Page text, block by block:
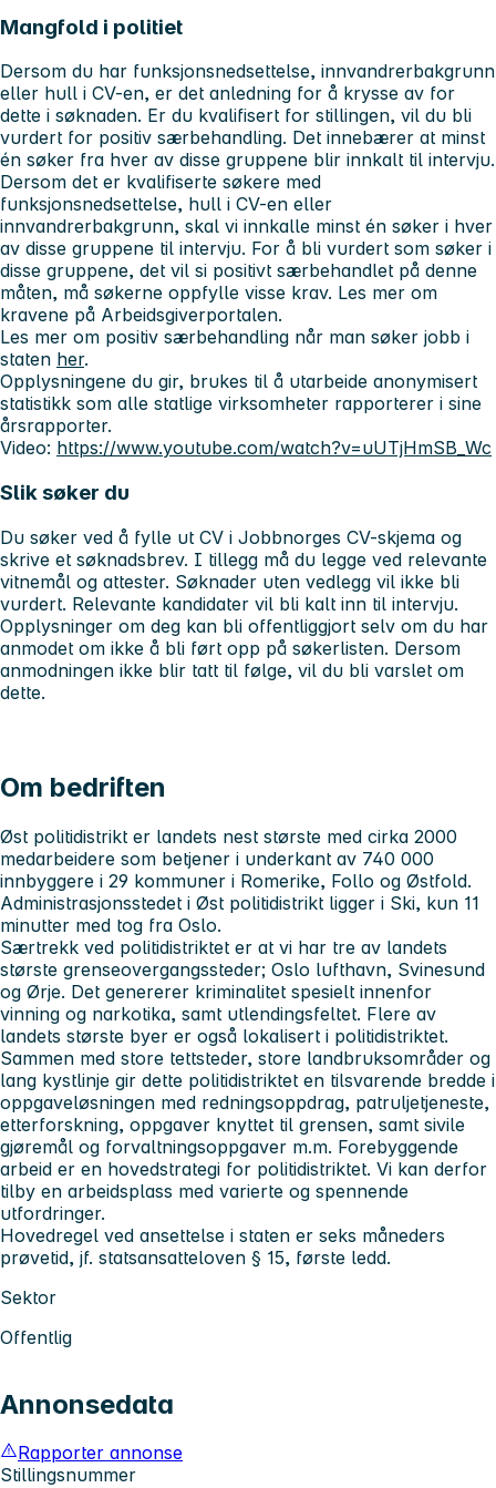
Mangfold i politiet
Dersom du har funksjonsnedsettelse, innvandrerbakgrunn
eller hull i CV-en, er det anledning for å krysse av for
dette i søknaden. Er du kvalifisert for stillingen, vil du bli
vurdert for positiv særbehandling. Det innebærer at minst
én søker fra hver av disse gruppene blir innkalt til intervju.
Dersom det er kvalifiserte søkere med
funksjonsnedsettelse, hull i CV-en eller
innvandrerbakgrunn, skal vi innkalle minst én søker i hver
av disse gruppene til intervju. For å bli vurdert som søker i
disse gruppene, det vil si positivt særbehandlet på denne
måten, må søkerne oppfylle visse krav. Les mer om
kravene på Arbeidsgiverportalen.
Les mer om positiv særbehandling når man søker jobb i
staten her.
Opplysningene du gir, brukes til å utarbeide anonymisert
statistikk som alle statlige virksomheter rapporterer i sine
årsrapporter.
Video: https://www.youtube.com/watch?v=uUTjHmSB_Wc
Slik søker du
Du søker ved å fylle ut CV i Jobbnorges CV-skjema og
skrive et søknadsbrev. I tillegg må du legge ved relevante
vitnemål og attester. Søknader uten vedlegg vil ikke bli
vurdert. Relevante kandidater vil bli kalt inn til intervju.
Opplysninger om deg kan bli offentliggjort selv om du har
anmodet om ikke å bli ført opp på søkerlisten. Dersom
anmodningen ikke blir tatt til følge, vil du bli varslet om
dette.
Om bedriften
Øst politidistrikt er landets nest største med cirka 2000
medarbeidere som betjener i underkant av 740 000
innbyggere i 29 kommuner i Romerike, Follo og Østfold.
Administrasjonsstedet i Øst politidistrikt ligger i Ski, kun 11
minutter med tog fra Oslo.
Særtrekk ved politidistriktet er at vi har tre av landets
største grenseovergangssteder; Oslo lufthavn, Svinesund
og Ørje. Det genererer kriminalitet spesielt innenfor
vinning og narkotika, samt utlendingsfeltet. Flere av
landets største byer er også lokalisert i politidistriktet.
Sammen med store tettsteder, store landbruksområder og
lang kystlinje gir dette politidistriktet en tilsvarende bredde i
oppgaveløsningen med redningsoppdrag, patruljetjeneste,
etterforskning, oppgaver knyttet til grensen, samt sivile
gjøremål og forvaltningsoppgaver m.m. Forebyggende
arbeid er en hovedstrategi for politidistriktet. Vi kan derfor
tilby en arbeidsplass med varierte og spennende
utfordringer.
Hovedregel ved ansettelse i staten er seks måneders
prøvetid, jf. statsansatteloven § 15, første ledd.
Sektor
Offentlig
Annonsedata
Rapporter annonse
Stillingsnummer